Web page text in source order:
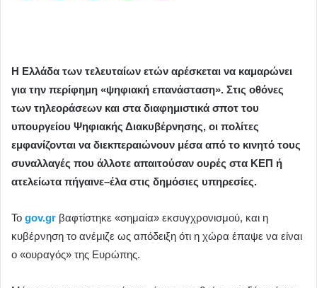
Η Ελλάδα των τελευταίων ετών αρέσκεται να καμαρώνει
για την περίφημη «ψηφιακή επανάσταση». Στις οθόνες
των τηλεοράσεων και στα διαφημιστικά σποτ του
υπουργείου Ψηφιακής Διακυβέρνησης, οι πολίτες
εμφανίζονται να διεκπεραιώνουν μέσα από το κινητό τους
συναλλαγές που άλλοτε απαιτούσαν ουρές στα ΚΕΠ ή
ατελείωτα πήγαινε–έλα στις δημόσιες υπηρεσίες.
Το gov.gr βαφτίστηκε «σημαία» εκσυγχρονισμού, και η
κυβέρνηση το ανέμιζε ως απόδειξη ότι η χώρα έπαψε να είναι
ο «ουραγός» της Ευρώπης.